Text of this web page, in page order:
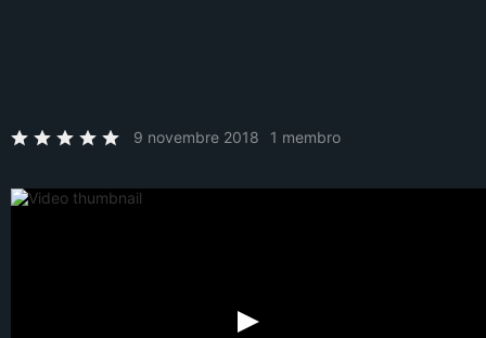
9 novembre 2018 1 membro